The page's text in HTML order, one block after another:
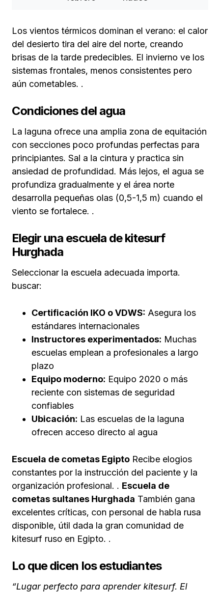
Los vientos térmicos dominan el verano: el calor
del desierto tira del aire del norte, creando
brisas de la tarde predecibles. El invierno ve los
sistemas frontales, menos consistentes pero
aún cometables. .
Condiciones del agua
La laguna ofrece una amplia zona de equitación
con secciones poco profundas perfectas para
principiantes. Sal a la cintura y practica sin
ansiedad de profundidad. Más lejos, el agua se
profundiza gradualmente y el área norte
desarrolla pequeñas olas (0,5-1,5 m) cuando el
viento se fortalece. .
Elegir una escuela de kitesurf
Hurghada
Seleccionar la escuela adecuada importa.
buscar:
Certificación IKO o VDWS: Asegura los
estándares internacionales
Instructores experimentados: Muchas
escuelas emplean a profesionales a largo
plazo
Equipo moderno: Equipo 2020 o más
reciente con sistemas de seguridad
confiables
Ubicación: Las escuelas de la laguna
ofrecen acceso directo al agua
Escuela de cometas Egipto Recibe elogios
constantes por la instrucción del paciente y la
organización profesional. . Escuela de
cometas sultanes Hurghada También gana
excelentes críticas, con personal de habla rusa
disponible, útil dada la gran comunidad de
kitesurf ruso en Egipto. .
Lo que dicen los estudiantes
“Lugar perfecto para aprender kitesurf. El